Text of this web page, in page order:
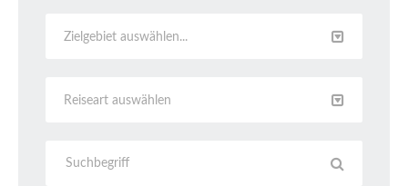
Zielgebiet auswählen...
Reiseart auswählen